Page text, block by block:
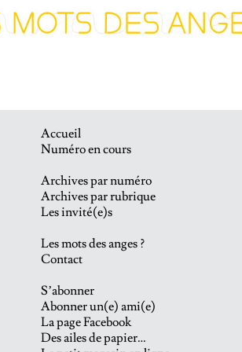
Accueil
Numéro en cours
Archives par numéro
Archives par rubrique
Les invité(e)s
Les mots des anges ?
Contact
S’abonner
Abonner un(e) ami(e)
La page Facebook
Des ailes de papier…